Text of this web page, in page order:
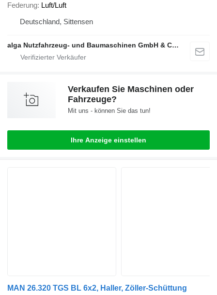
Federung Luft/Luft
Deutschland, Sittensen
alga Nutzfahrzeug- und Baumaschinen GmbH & Co. KG
Verkaufen Sie Maschinen oder
Fahrzeuge?
Mit uns - können Sie das tun!
Ihre Anzeige einstellen
MAN 26.320 TGS BL 6x2, Haller, Zöller-Schüttung